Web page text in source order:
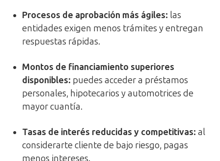
Procesos de aprobación más ágiles: las
entidades exigen menos trámites y entregan
respuestas rápidas.
Montos de financiamiento superiores
disponibles: puedes acceder a préstamos
personales, hipotecarios y automotrices de
mayor cuantía.
Tasas de interés reducidas y competitivas: al
considerarte cliente de bajo riesgo, pagas
menos intereses.